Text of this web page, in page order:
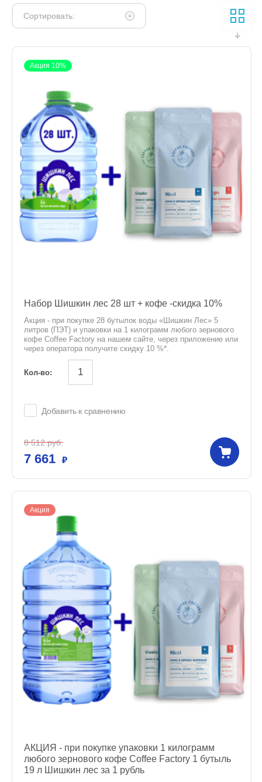
Сортировать:
Акция 10%
Набор Шишкин лес 28 шт + кофе -скидка 10%
Акция - при покупке 28 бутылок воды «Шишкин Лес» 5
литров (ПЭТ) и упаковки на 1 килограмм любого зернового
кофе Coffee Factory на нашем сайте, через приложение или
через оператора получите скидку 10 %*.
Кол-во:
Добавить к сравнению
8 512руб.
7 661
Акция
АКЦИЯ - при покупке упаковки 1 килограмм
любого зернового кофе Coffee Factory 1 бутыль
19 л Шишкин лес за 1 рубль